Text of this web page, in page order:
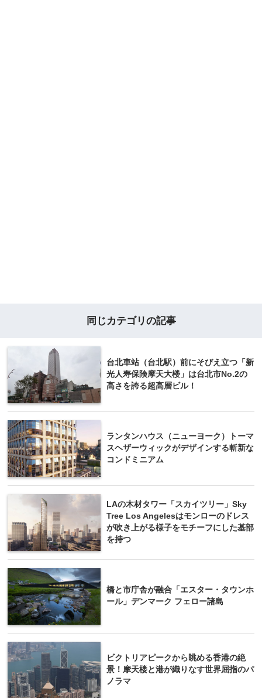
同じカテゴリの記事
台北車站（台北駅）前にそびえ立つ「新
光人寿保険摩天大楼」は台北市No.2の
高さを誇る超高層ビル！
ランタンハウス（ニューヨーク）トーマ
スヘザーウィックがデザインする斬新な
コンドミニアム
LAの木材タワー「スカイツリー」Sky
Tree Los Angelesはモンローのドレス
が吹き上がる様子をモチーフにした基部
を持つ
橋と市庁舎が融合「エスター・タウンホ
ール」デンマーク フェロー諸島
ビクトリアピークから眺める香港の絶
景！摩天楼と港が織りなす世界屈指のパ
ノラマ